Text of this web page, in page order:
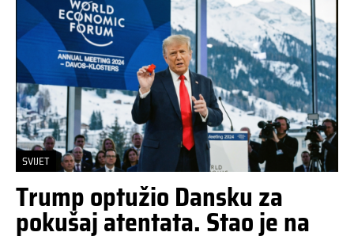
SVIJET
Trump optužio Dansku za
pokušaj atentata. Stao je na